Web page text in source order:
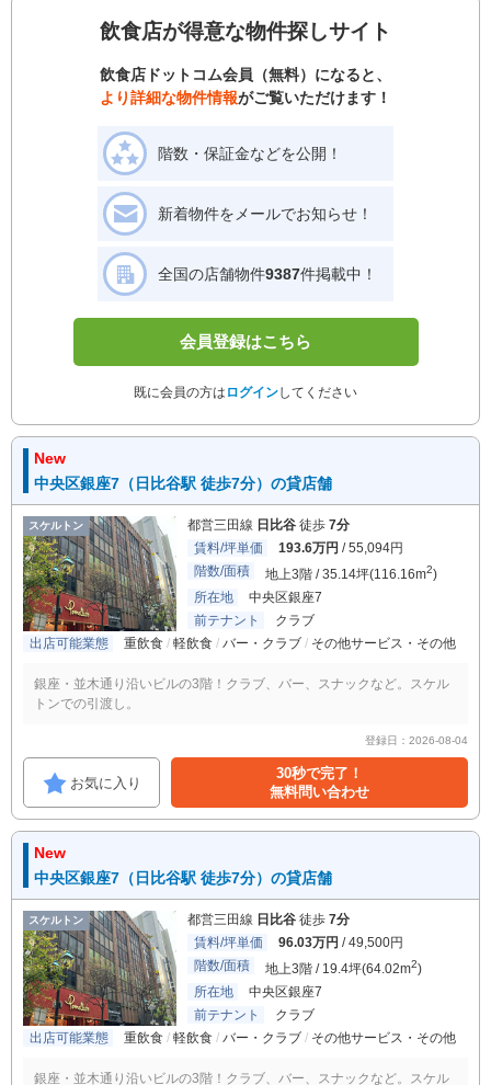
飲食店が得意な物件探しサイト
飲食店ドットコム会員（無料）になると、
より詳細な物件情報がご覧いただけます！
階数・保証金などを公開！
新着物件をメールでお知らせ！
全国の店舗物件9387件掲載中！
会員登録はこちら
既に会員の方は ログインしてください
New
中央区銀座7（日比谷駅 徒歩7分）の貸店舗
スケルトン 都営三田線 日比谷 徒歩 7分
賃料/坪単価
193.6万円 / 55,094円
階数/面積
地上3階 / 35.14坪(116.16m2)
所在地
中央区銀座7
前テナント
クラブ
出店可能業態
重飲食 軽飲食 バー・クラブ その他サービス・その他
銀座・並木通り沿いビルの3階！クラブ、バー、スナックなど。スケル
トンでの引渡し。
登録日：2026-08-04
お気に入り
30秒で完了！
無料問い合わせ
New
中央区銀座7（日比谷駅 徒歩7分）の貸店舗
スケルトン 都営三田線 日比谷 徒歩 7分
賃料/坪単価
96.03万円 / 49,500円
階数/面積
地上3階 / 19.4坪(64.02m2)
所在地
中央区銀座7
前テナント
クラブ
出店可能業態
重飲食 軽飲食 バー・クラブ その他サービス・その他
銀座・並木通り沿いビルの3階！クラブ、バー、スナックなど。スケル